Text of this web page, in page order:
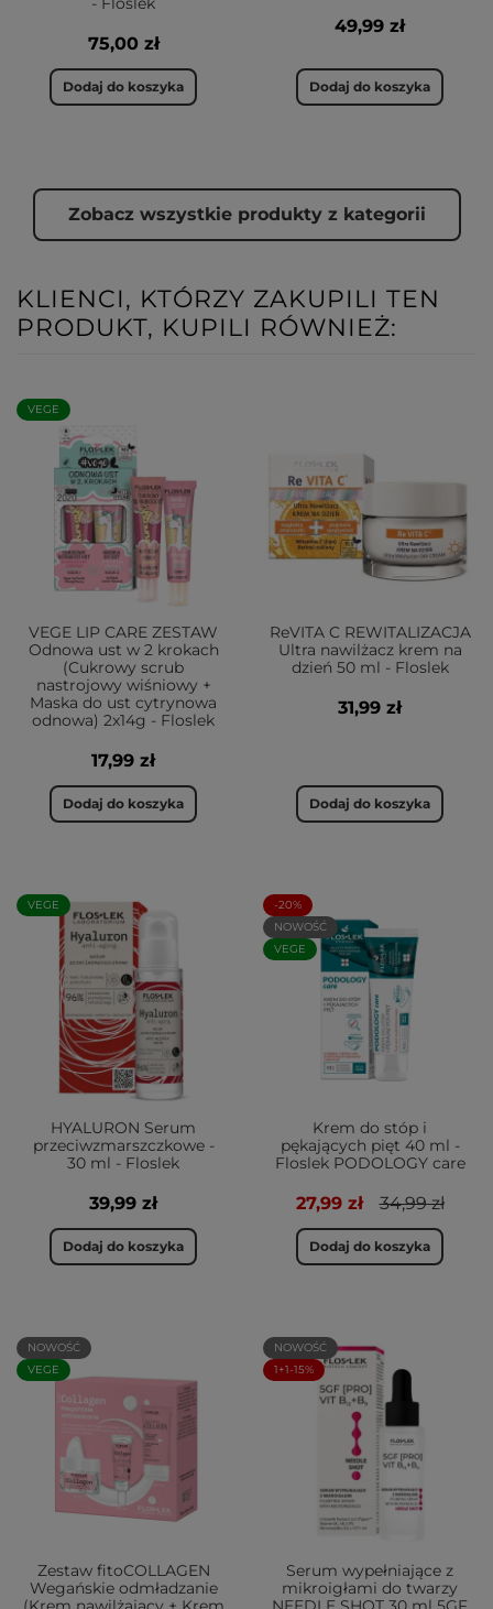
75,00 zł
Dodaj do koszyka
49,99 zł
Dodaj do koszyka
Zobacz wszystkie produkty z kategorii
KLIENCI, KTÓRZY ZAKUPILI TEN
PRODUKT, KUPILI RÓWNIEŻ:
VEGE
VEGE LIP CARE ZESTAW
Odnowa ust w 2 krokach
(Cukrowy scrub
nastrojowy wiśniowy +
Maska do ust cytrynowa
odnowa) 2x14g - Floslek
17,99 zł
Dodaj do koszyka
ReVITA C REWITALIZACJA
Ultra nawilżacz krem na
dzień 50 ml - Floslek
31,99 zł
Dodaj do koszyka
VEGE
HYALURON Serum
przeciwzmarszczkowe -
30 ml - Floslek
39,99 zł
Dodaj do koszyka
-20%
NOWOŚĆ
VEGE
Krem do stóp i
pękających pięt 40 ml -
Floslek PODOLOGY care
27,99 zł 34,99 zł
Dodaj do koszyka
NOWOŚĆ
VEGE
Zestaw fitoCOLLAGEN
Wegańskie odmładzanie
NOWOŚĆ
1+1-15%
Serum wypełniające z
mikroigłami do twarzy